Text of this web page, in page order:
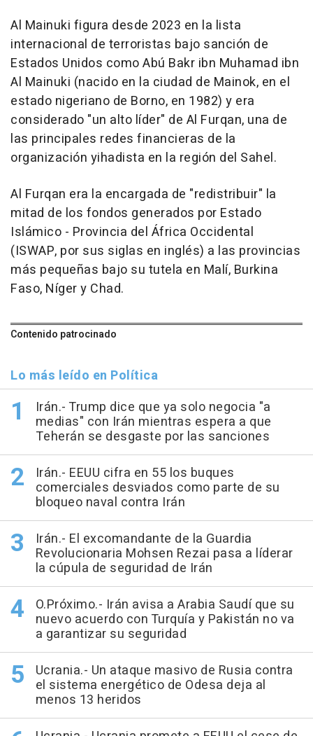
Al Mainuki figura desde 2023 en la lista
internacional de terroristas bajo sanción de
Estados Unidos como Abú Bakr ibn Muhamad ibn
Al Mainuki (nacido en la ciudad de Mainok, en el
estado nigeriano de Borno, en 1982) y era
considerado "un alto líder" de Al Furqan, una de
las principales redes financieras de la
organización yihadista en la región del Sahel.
Al Furqan era la encargada de "redistribuir" la
mitad de los fondos generados por Estado
Islámico - Provincia del África Occidental
(ISWAP, por sus siglas en inglés) a las provincias
más pequeñas bajo su tutela en Malí, Burkina
Faso, Níger y Chad.
Contenido patrocinado
Lo más leído en Política
Irán.- Trump dice que ya solo negocia "a
medias" con Irán mientras espera a que
Teherán se desgaste por las sanciones
Irán.- EEUU cifra en 55 los buques
comerciales desviados como parte de su
bloqueo naval contra Irán
Irán.- El excomandante de la Guardia
Revolucionaria Mohsen Rezai pasa a líderar
la cúpula de seguridad de Irán
O.Próximo.- Irán avisa a Arabia Saudí que su
nuevo acuerdo con Turquía y Pakistán no va
a garantizar su seguridad
Ucrania.- Un ataque masivo de Rusia contra
el sistema energético de Odesa deja al
menos 13 heridos